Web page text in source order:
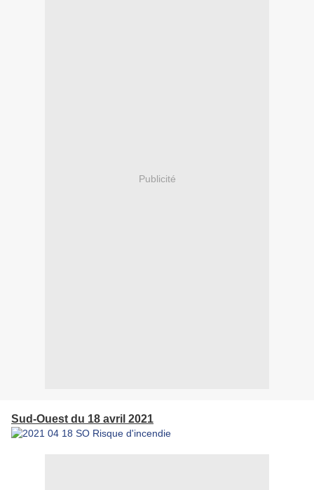
Publicité
Sud-Ouest du 18 avril 2021